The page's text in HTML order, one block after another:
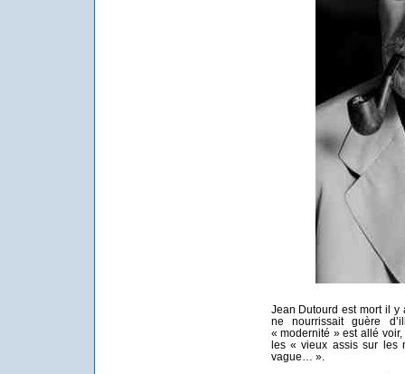
Jean Dutourd est mort il
ne nourrissait guère
« modernité » est allé
les « vieux assis sur les
vague… ».